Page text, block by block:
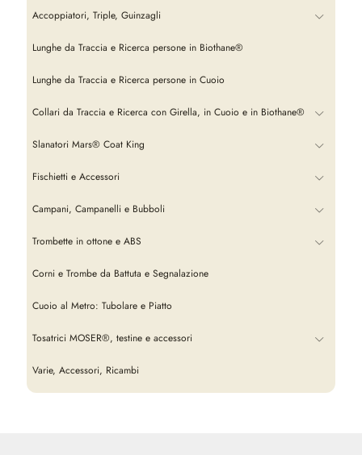
Accoppiatori, Triple, Guinzagli
Lunghe da Traccia e Ricerca persone in Biothane®
Lunghe da Traccia e Ricerca persone in Cuoio
Collari da Traccia e Ricerca con Girella, in Cuoio e in Biothane®
Slanatori Mars® Coat King
Fischietti e Accessori
Campani, Campanelli e Bubboli
Trombette in ottone e ABS
Corni e Trombe da Battuta e Segnalazione
Cuoio al Metro: Tubolare e Piatto
Tosatrici MOSER®, testine e accessori
Varie, Accessori, Ricambi